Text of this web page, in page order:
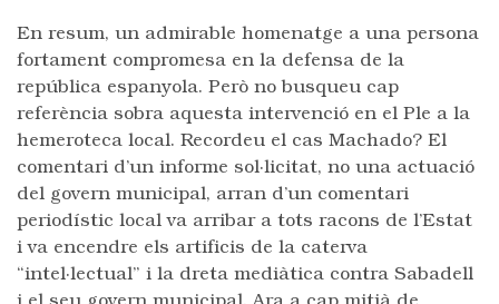
En resum, un admirable homenatge a una persona
fortament compromesa en la defensa de la
república espanyola. Però no busqueu cap
referència sobra aquesta intervenció en el Ple a la
hemeroteca local. Recordeu el cas Machado? El
comentari d’un informe sol·licitat, no una actuació
del govern municipal, arran d’un comentari
periodístic local va arribar a tots racons de l’Estat
i va encendre els artificis de la caterva
“intel·lectual” i la dreta mediàtica contra Sabadell